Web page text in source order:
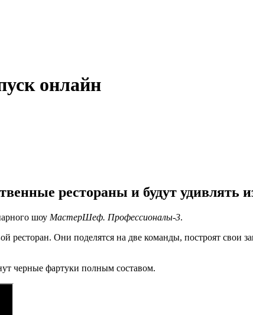
онлайн
рестораны и будут
шоу МастерШеф. Профессионалы-3.
ресторан. Они поделятся на две команды, построят свои
черные фартуки полным составом.